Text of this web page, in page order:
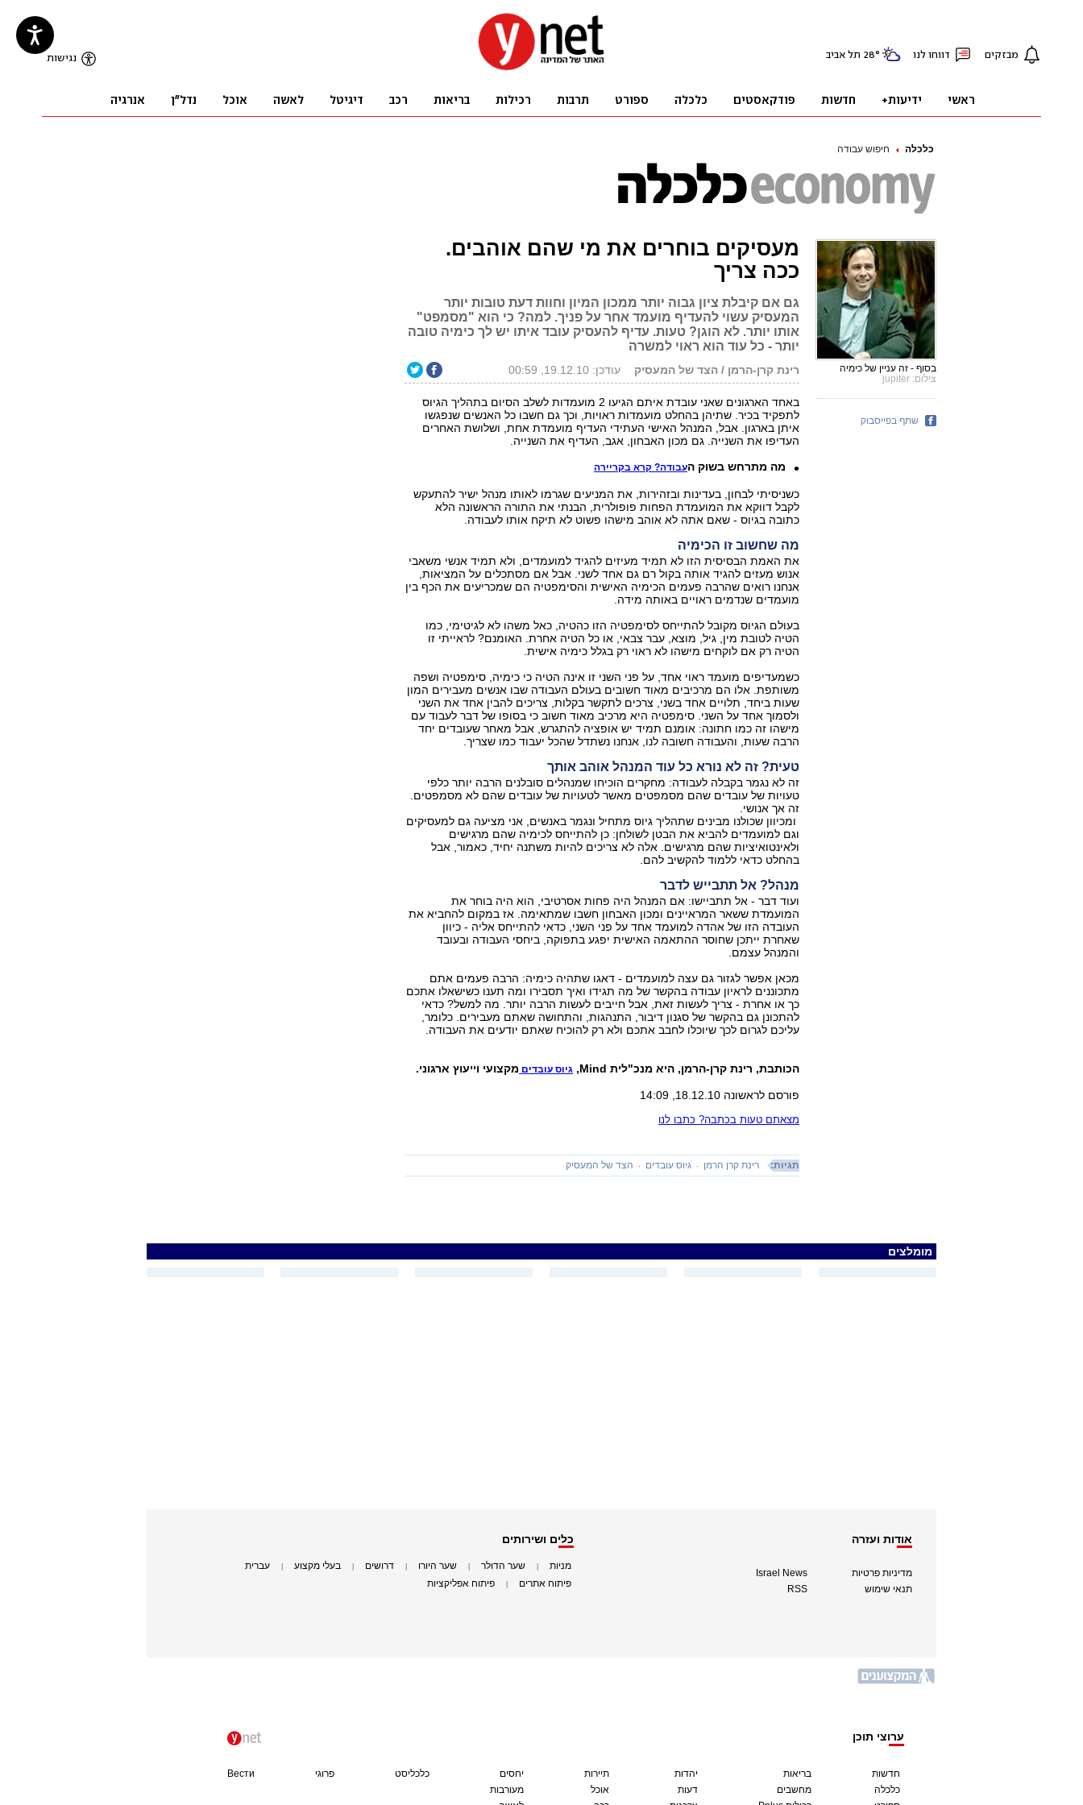
כלכלה חיפוש עבודה
מעסיקים בוחרים את מי שהם אוהבים.
ככה צריך
גם אם קיבלת ציון גבוה יותר ממכון המיון וחוות דעת טובות יותר
המעסיק עשוי להעדיף מועמד אחר על פניך. למה? כי הוא "מסמפט"
אותו יותר. לא הוגן? טעות. עדיף להעסיק עובד איתו יש לך כימיה טובה
יותר - כל עוד הוא ראוי למשרה
רינת קרן-הרמן / הצד של המעסיק עודכן: 19.12.10, 00:59
באחד הארגונים שאני עובדת איתם הגיעו 2 מועמדות לשלב הסיום בתהליך הגיוס
לתפקיד בכיר. שתיהן בהחלט מועמדות ראויות, וכך גם חשבו כל האנשים שנפגשו
איתן בארגון. אבל, המנהל האישי העתידי העדיף מועמדת אחת, ושלושת האחרים
העדיפו את השנייה. גם מכון האבחון, אגב, העדיף את השנייה.
מה מתרחש בשוק העבודה? קרא בקריירה
כשניסיתי לבחון, בעדינות ובזהירות, את המניעים שגרמו לאותו מנהל ישיר להתעקש
לקבל דווקא את המועמדת הפחות פופולרית, הבנתי את התורה הראשונה הלא
כתובה בגיוס - שאם אתה לא אוהב מישהו פשוט לא תיקח אותו לעבודה.
מה שחשוב זו הכימיה
את האמת הבסיסית הזו לא תמיד מעיזים להגיד למועמדים, ולא תמיד אנשי משאבי
אנוש מעזים להגיד אותה בקול רם גם אחד לשני. אבל אם מסתכלים על המציאות,
אנחנו רואים שהרבה פעמים הכימיה האישית והסימפטיה הם שמכריעים את הכף בין
מועמדים שנדמים ראויים באותה מידה.
בעולם הגיוס מקובל להתייחס לסימפטיה הזו כהטיה, כאל משהו לא לגיטימי, כמו
הטיה לטובת מין, גיל, מוצא, עבר צבאי, או כל הטיה אחרת. האומנם? לראייתי זו
הטיה רק אם לוקחים מישהו לא ראוי רק בגלל כימיה אישית.
כשמעדיפים מועמד ראוי אחד, על פני השני זו אינה הטיה כי כימיה, סימפטיה ושפה
משותפת. אלו הם מרכיבים מאוד חשובים בעולם העבודה שבו אנשים מעבירים המון
שעות ביחד, תלויים אחד בשני, צרכים לתקשר בקלות, צריכים להבין אחד את השני
ולסמוך אחד על השני. סימפטיה היא מרכיב מאוד חשוב כי בסופו של דבר לעבוד עם
מישהו זה כמו חתונה: אומנם תמיד יש אופציה להתגרש, אבל מאחר שעובדים יחד
הרבה שעות, והעבודה חשובה לנו, אנחנו נשתדל שהכל יעבוד כמו שצריך.
טעית? זה לא נורא כל עוד המנהל אוהב אותך
זה לא נגמר בקבלה לעבודה: מחקרים הוכיחו שמנהלים סובלנים הרבה יותר כלפי
טעויות של עובדים שהם מסמפטים מאשר לטעויות של עובדים שהם לא מסמפטים.
זה אך אנושי.
ומכיוון שכולנו מבינים שתהליך גיוס מתחיל ונגמר באנשים, אני מציעה גם למעסיקים
וגם למועמדים להביא את הבטן לשולחן: כן להתייחס לכימיה שהם מרגישים
ולאינטואיציות שהם מרגישים. אלה לא צריכים להיות משתנה יחיד, כאמור, אבל
בהחלט כדאי ללמוד להקשיב להם.
מנהל? אל תתבייש לדבר
ועוד דבר - אל תתביישו: אם המנהל היה פחות אסרטיבי, הוא היה בוחר את
המועמדת ששאר המראיינים ומכון האבחון חשבו שמתאימה. אז במקום להחביא את
העובדה הזו של אהדה למועמד אחד על פני השני, כדאי להתייחס אליה - כיוון
שאחרת ייתכן שחוסר ההתאמה האישית יפגע בתפוקה, ביחסי העבודה ובעובד
והמנהל עצמם.
מכאן אפשר לגזור גם עצה למועמדים - דאגו שתהיה כימיה: הרבה פעמים אתם
מתכוננים לראיון עבודה בהקשר של מה תגידו ואיך תסבירו ומה תענו כשישאלו אתכם
כך או אחרת - צריך לעשות זאת, אבל חייבים לעשות הרבה יותר. מה למשל? כדאי
להתכונן גם בהקשר של סגנון דיבור, התנהגות, והתחושה שאתם מעבירים. כלומר,
עליכם לגרום לכך שיוכלו לחבב אתכם ולא רק להוכיח שאתם יודעים את העבודה.
הכותבת, רינת קרן-הרמן, היא מנכ"לית Mind, גיוס עובדים מקצועי וייעוץ ארגוני.
פורסם לראשונה 18.12.10, 14:09
מצאתם טעות בכתבה? כתבו לנו
תגיות: רינת קרן הרמן גיוס עובדים הצד של המעסיק
בסוף - זה עניין של כימיה
צילום: jupiter
שתף בפייסבוק
מומלצים
אודות ועזרה
מדיניות פרטיות
תנאי שימוש
Israel News
RSS
כלים ושירותים
מניות שער הדולר שער היורו דרושים בעלי מקצוע עברית
פיתוח אתרים פיתוח אפליקציות
ערוצי תוכן
חדשות
כלכלה
בריאות
מחשבים
יהדות
דעות
תיירות
אוכל
יחסים
מעורבות
כלכליסט פרוגי Вести